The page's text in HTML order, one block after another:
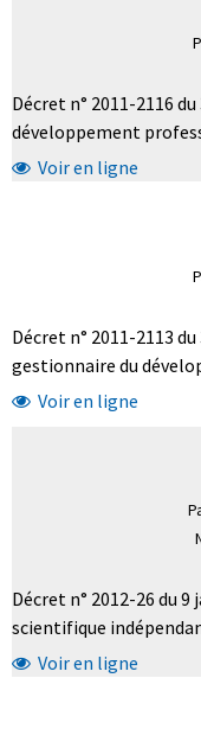
Décret n° 2011-2116
développement
Voir en ligne
Décret n° 2011-2113
gestionnaire du
Voir en ligne
Décret n° 2012-26 du
scientifique
Voir en ligne